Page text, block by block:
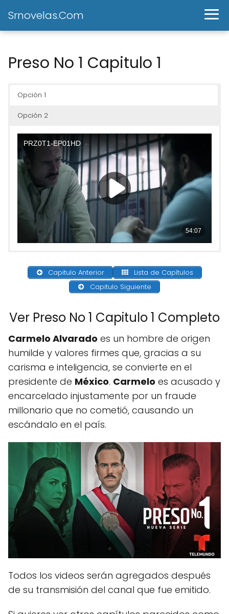
Srnovelas.Com
Preso No 1 Capitulo 1
Opción 1
Opción 2
Capitulo Anterior
Lista de Capítulos
Capitulo Siguiente
Ver Preso No 1 Capitulo 1 Completo
Carmelo Alvarado es un hombre de origen
humilde y valores firmes que, gracias a su
carisma e inteligencia, se convierte en el
presidente de México. Carmelo es acusado y
encarcelado injustamente por un fraude
millonario que no cometió, causando un
escándalo en el país.
Todos los videos serán agregados después
de su transmisión del canal que fue emitido.